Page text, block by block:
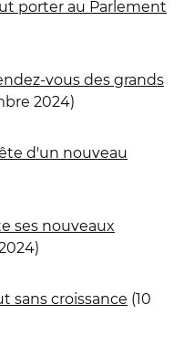
porter au Parlement
vous des grands
2024)
d'un nouveau
ses nouveaux
sans croissance (10